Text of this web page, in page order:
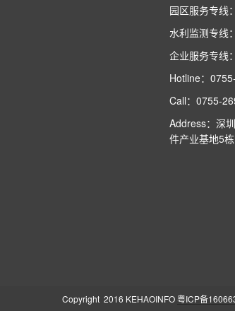
园区服务专线
水利监测专线
企业服务专线
Hotline：
Call：0755-
Address：深
件产业基地5
Copyright 2016 KEHAOINFO粤ICP备